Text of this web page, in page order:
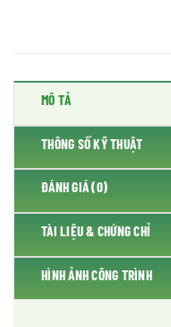
MÔ TẢ
THÔNG SỐ KỸ THUẬT
ĐÁNH GIÁ (0)
TÀI LIỆU & CHỨNG CHỈ
HÌNH ẢNH CÔNG TRÌNH